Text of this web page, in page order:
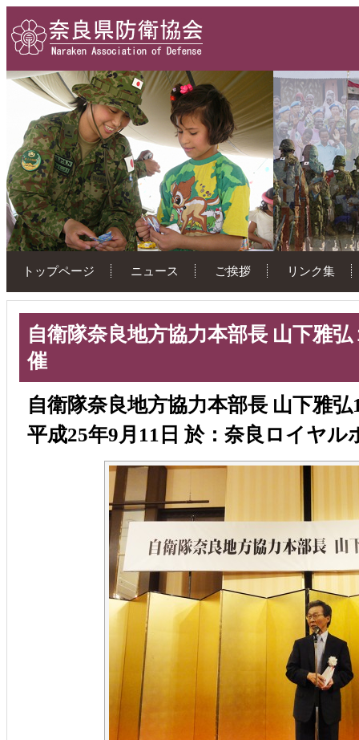
トップページ ニュース ご挨拶 リンク集
自衛隊奈良地方協力本部長 山下雅
催
自衛隊奈良地方協力本部長 山下雅
平成25年9月11日 於：奈良ロイヤル